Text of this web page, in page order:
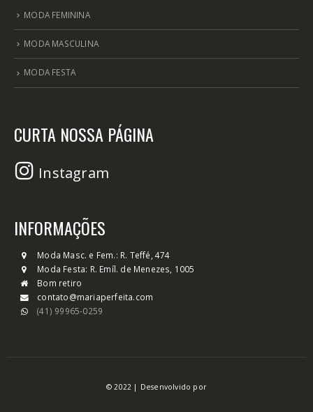
MODA FEMININA
MODA MASCULINA
MODA FESTA
CURTA NOSSA PÁGINA
Instagram
INFORMAÇÕES
Moda Masc. e Fem.: R. Teffé, 474
Moda Festa: R. Emíl. de Menezes, 1005
Bom retiro
contato@mariaperfeita.com
(41) 99965-0259
© 2022 | Desenvolvido por